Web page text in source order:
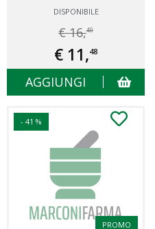
DISPONIBILE
€ 16,40
€ 11,48
AGGIUNGI
- 41 %
PROMO